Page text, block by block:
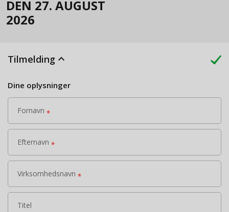
DEN 27. AUGUST
2026
Tilmelding keyboard_arrow_up
Dine oplysninger
Fornavn *
Efternavn *
Virksomhedsnavn *
Titel